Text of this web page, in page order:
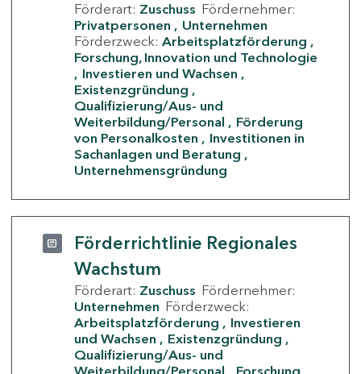
Förderart: Zuschuss Fördernehmer:
Privatpersonen
Unternehmen
Förderzweck: Arbeitsplatzförderung
Forschung, Innovation und Technologie
Investieren und Wachsen
Existenzgründung
Qualifizierung/Aus- und
Weiterbildung/Personal
Förderung
von Personalkosten
Investitionen in
Sachanlagen und Beratung
Unternehmensgründung
Förderrichtlinie Regionales
Wachstum
Förderart: Zuschuss Fördernehmer:
Unternehmen Förderzweck:
Arbeitsplatzförderung
Investieren
und Wachsen
Existenzgründung
Qualifizierung/Aus- und